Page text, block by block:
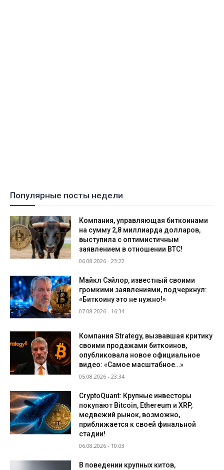
Популярные посты недели
Компания, управляющая биткоинами
на сумму 2,8 миллиарда долларов,
выступила с оптимистичным
заявлением в отношении BTC!
06.08.2026 - 23:22
Майкл Сэйлор, известный своими
громкими заявлениями, подчеркнул:
«Биткоину это не нужно!»
07.08.2026 - 16:34
Компания Strategy, вызвавшая критику
своими продажами биткоинов,
опубликовала новое официальное
видео: «Самое масштабное…»
05.08.2026 - 23:34
CryptoQuant: Крупные инвесторы
покупают Bitcoin, Ethereum и XRP,
медвежий рынок, возможно,
приближается к своей финальной
стадии!
06.08.2026 - 10:03
В поведении крупных китов,